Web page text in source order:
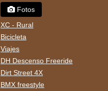
Fotos
XC - Rural
Bicicleta
Viajes
DH Descenso Freeride
Dirt Street 4X
BMX freestyle